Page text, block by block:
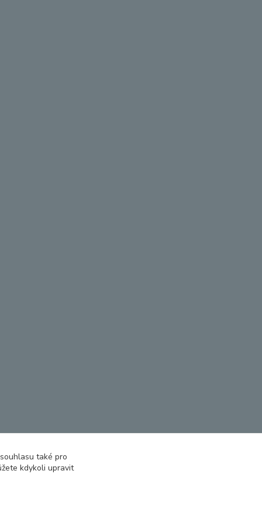
také pro
kdykoli upravit